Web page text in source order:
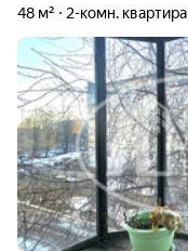
48 м² 2-комн. квартира